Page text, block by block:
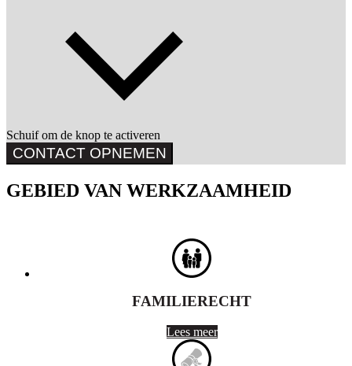
Schuif om de knop te activeren
CONTACT OPNEMEN
GEBIED VAN WERKZAAMHEID
FAMILIERECHT
Lees meer